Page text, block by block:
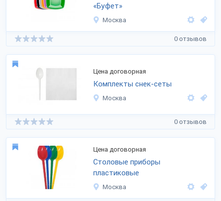
«Буфет»
Москва
0 отзывов
Цена договорная
Комплекты снек-сеты
Москва
0 отзывов
Цена договорная
Столовые приборы
пластиковые
Москва